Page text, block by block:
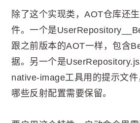
除了这个实现类，AOT仓库还
件。一个是
跟之前版本的AOT一样，包含
据。另一个是
native-image工具用的提示文
哪些反射配置需要保留。